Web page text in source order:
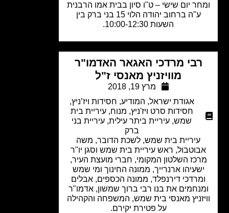
יום שישי – ט"ו סיון בבית אמו הרבנית
ע"ה ברחוב יהודה הלוי 15 בני ברק בין
רבי מרדכי האגאר האדמו"ר
מוויזניץ מאנסי ז"ל
מרץ 19, 2018
אגודת ישראל, המודיע ,חסידות ויז’ניץ,
חסידות סרט ויז'ניץ,מנוח,עיריית בית
שמש
עיריית ביתר עילית,עיריית בני
עיריית בית שמש, לשכת הדובר, משה
ראש עיריית בית שמש וסגן יו"ר
השלטון המקומי, חברי מועצת העיר,
ארנרייך, ממונה החינוך ומי שמש
דירנפלד, ממונה הכספים, אבלים
את בנו רבי ברוך שמשון, אדמו"ר
מאנסי בית שמש, המשפחה והקהילה
על פטירת יקירם.